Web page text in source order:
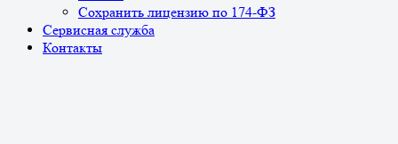
Сохранить лицензию по 174-ФЗ
Сервисная служба
Контакты